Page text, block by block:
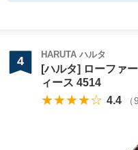
4 HARUTA ハルタ
[ハルタ] ローファ
ィース 4514
★★★★☆ 4.4 （9